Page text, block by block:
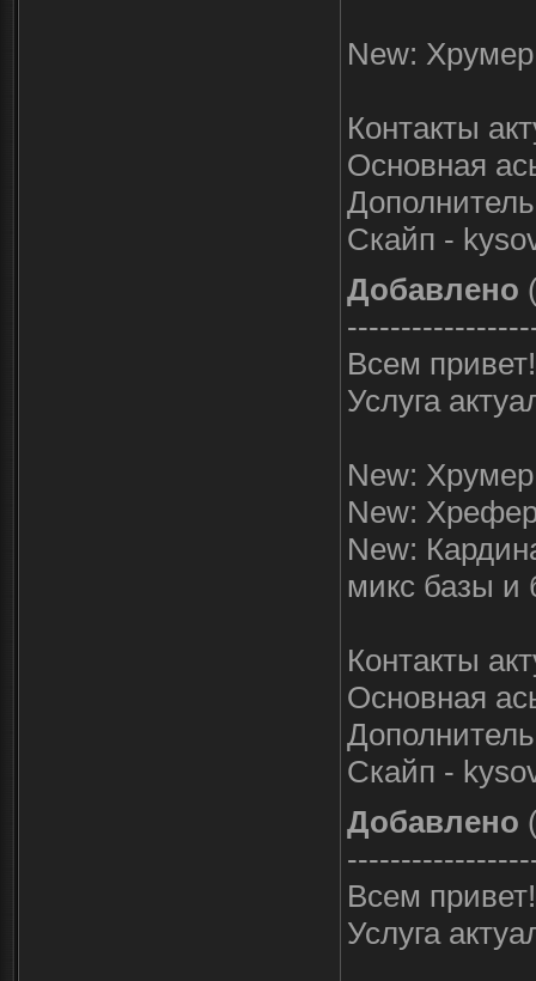
New:
Контакты
Основная
Скайп -
Добавлено
Всем
Услуга
New:
New:
New:
микс базы и
Контакты
Основная
Скайп -
Добавлено
Всем
Услуга